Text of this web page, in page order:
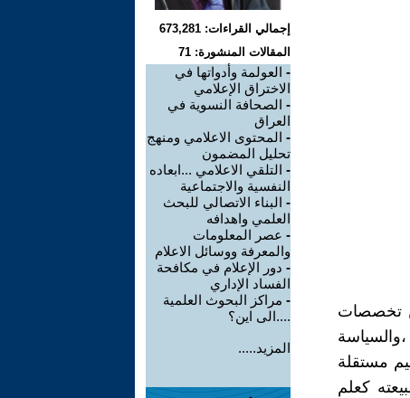
تخصصات
،والسياسة
مستقلة
كعلم
إجمالي القراءات: 673,281
المقالات المنشورة: 71
- العولمة وأدواتها في
الاختراق الإعلامي
- الصحافة النسوية في
العراق
- المحتوى الاعلامي ومنهج
تحليل المضمون
- التلقي الاعلامي ...ابعاده
النفسية والاجتماعية
- البناء الاتصالي للبحث
العلمي واهدافه
- عصر المعلومات
والمعرفة ووسائل الاعلام
- دور الإعلام في مكافحة
الفساد الإداري
- مراكز البحوث العلمية
....الى اين؟
المزيد.....